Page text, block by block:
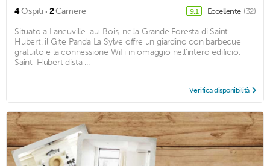
4Ospiti · 2Camere 9,1 Eccellente (32)
Situato a Laneuville-au-Bois, nella Grande Foresta di Saint-
Hubert, il Gite Panda La Sylve offre un giardino con barbecue
gratuito e la connessione WiFi in omaggio nell'intero edificio.
Saint-Hubert dista ...
Verifica disponibilità